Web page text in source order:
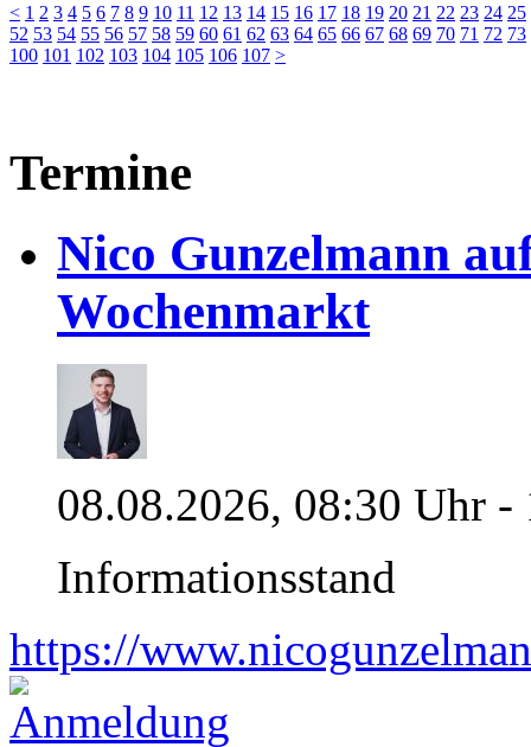
< 1 2 3 4 5 6 7 8 9 10 11 12 13 14 15 16 17 18 19 20 21 22 23 24 25
52 53 54 55 56 57 58 59 60 61 62 63 64 65 66 67 68 69 70 71 72 73
100 101 102 103 104 105 106 107 >
Termine
Nico Gunzelmann
Wochenmarkt
08.08.2026, 08:30 Uhr -
Informationsstand
https://